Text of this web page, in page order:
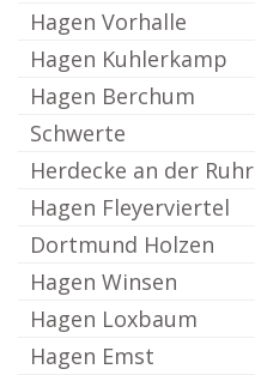
Hagen Vorhalle
Hagen Kuhlerkamp
Hagen Berchum
Schwerte
Herdecke an der Ruhr
Hagen Fleyerviertel
Dortmund Holzen
Hagen Winsen
Hagen Loxbaum
Hagen Emst